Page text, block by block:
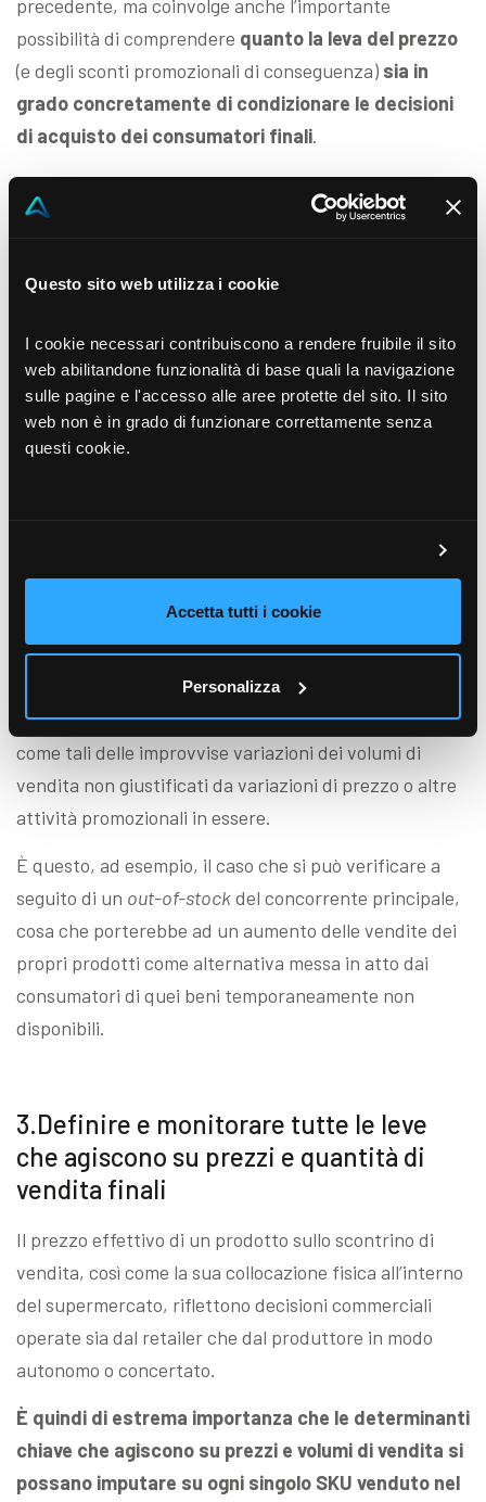
Questo sito web utilizza i cookie
I cookie necessari contribuiscono a rendere fruibile il sito
web abilitandone funzionalità di base quali la navigazione
sulle pagine e l'accesso alle aree protette del sito. Il sito
web non è in grado di funzionare correttamente senza
questi cookie.
Accetta tutti i cookie
Personalizza
precedente, ma coinvolge anche l’importante
possibilità di comprendere quanto la leva del prezzo
(e degli sconti promozionali di conseguenza) sia in
grado concretamente di condizionare le decisioni
di acquisto dei consumatori finali.
Sebbene ogni responsabile commerciale sia
consapevole delle caratteristiche generali della
più (con serie dati sufficientemente lunghe a
semplici convinzioni più o meno micro-fondate.
L’analisi dell’elasticità della domandadei propri
prodotti diventa così unprerequisito fondamentale
per guidare la stessa strategia commerciale
approfondimento venga in luce un secondo focus di
analisi, quello deglioutlier.
Avendo a che fare con queste serie storiche le prime
volte, ci si può stupire facilmente dell’esistenza di
“anomali”, definiti in statisticaoutlier, intendendo
come tali delle improvvise variazioni dei volumi di
vendita non giustificati da variazioni di prezzo o altre
attività promozionali in essere.
È questo, ad esempio, il caso che si può verificare a
seguito di un out-of-stockdel concorrente principale,
cosa che porterebbe ad un aumento delle vendite dei
propri prodotti come alternativa messa in atto dai
consumatori di quei beni temporaneamente non
disponibili.
3.Definire e monitorare tutte le leve
che agiscono su prezzi e quantità di
vendita finali
Il prezzo effettivo di un prodotto sullo scontrino di
vendita, così come la sua collocazione fisica all’interno
del supermercato, riflettono decisioni commerciali
operate sia dal retailer che dal produttore in modo
autonomo o concertato.
È quindi di estrema importanza che le determinanti
chiave che agiscono su prezzi e volumi di vendita si
possano imputare su ogni singolo SKU venduto nel